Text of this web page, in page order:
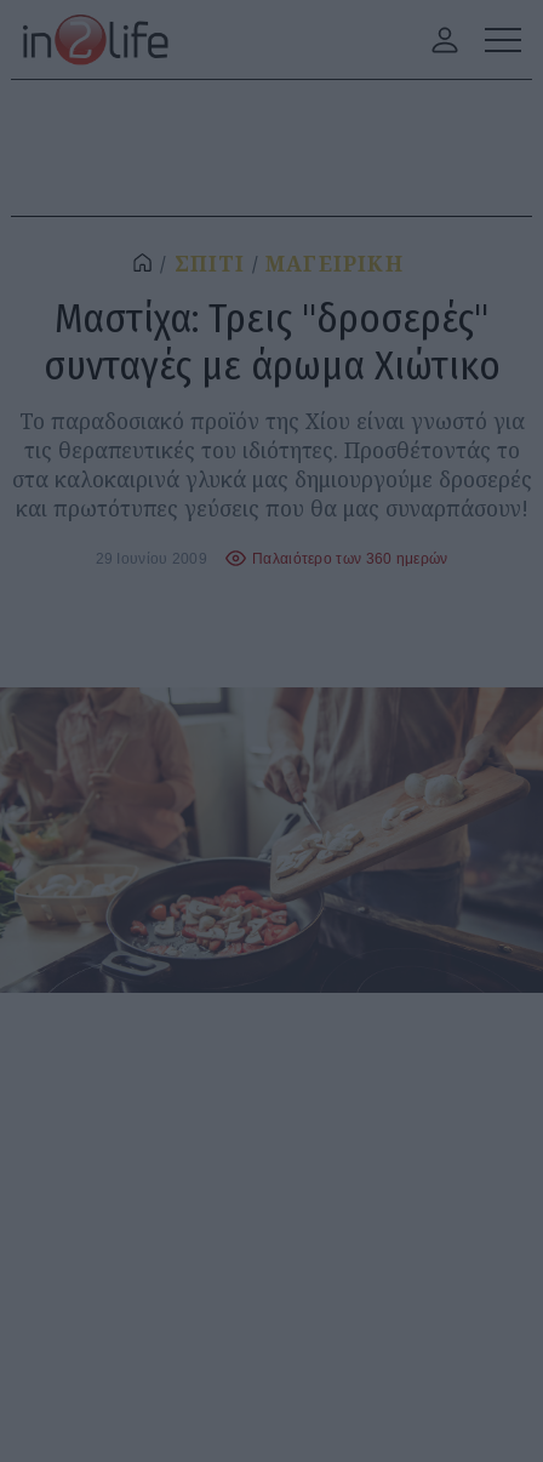
ΣΠΙΤΙ ΜΑΓΕΙΡΙΚΗ
Μαστίχα: Τρεις "δροσερές"
συνταγές με άρωμα Χιώτικο
Το παραδοσιακό προϊόν της Χίου είναι γνωστό για
τις θεραπευτικές του ιδιότητες. Προσθέτοντάς το
στα καλοκαιρινά γλυκά μας δημιουργούμε δροσερές
και πρωτότυπες γεύσεις που θα μας συναρπάσουν!
29 Ιουνίου 2009 Παλαιότερο των 360 ημερών